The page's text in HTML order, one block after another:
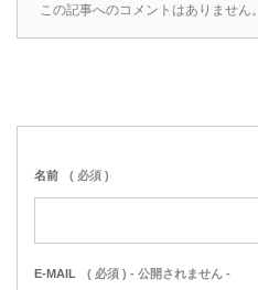
この記事へのコメントはありません。
名前 ( 必須 )
E-MAIL ( 必須 ) - 公開されません -